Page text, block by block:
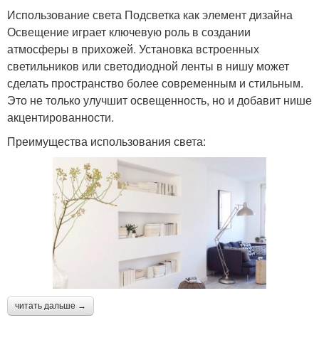
Использование света Подсветка как элемент дизайна
Освещение играет ключевую роль в создании
атмосферы в прихожей. Установка встроенных
светильников или светодиодной ленты в нишу может
сделать пространство более современным и стильным.
Это не только улучшит освещенность, но и добавит нише
акцентированности.
Преимущества использования света:
читать дальше →